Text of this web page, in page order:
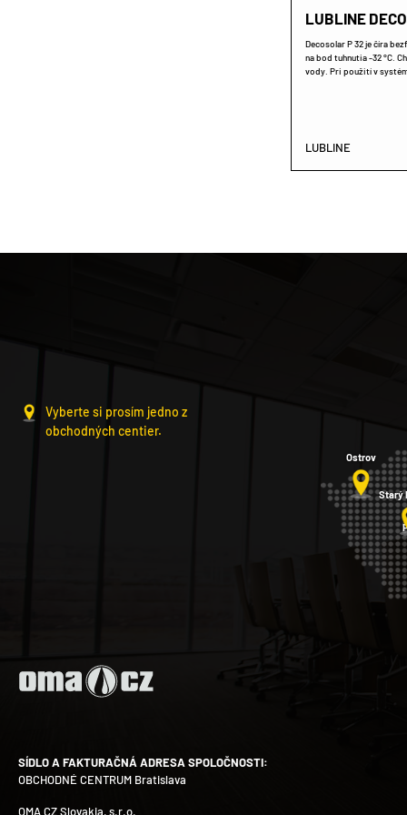
LUBLINE
Decosolar P 32 je číra
na bod tuhnutia -32 °C.
vody. Pri použití v
LUBLINE
Vyberte si prosím jedno z
obchodných centier.
Ostrov
Starý
SÍDLO A FAKTURAČNÁ ADRESA SPOLOČNOSTI:
OBCHODNÉ CENTRUM Bratislava
OMA CZ Slovakia, s.r.o.